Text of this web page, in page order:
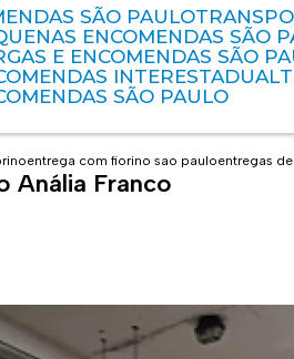
SÃO PAULO
ENCOMENDAS SÃO
E ENCOMENDAS SÃO
INTERESTADUAL
SÃO PAULO
entrega com fiorino sao pauloentregas
Anália Franco